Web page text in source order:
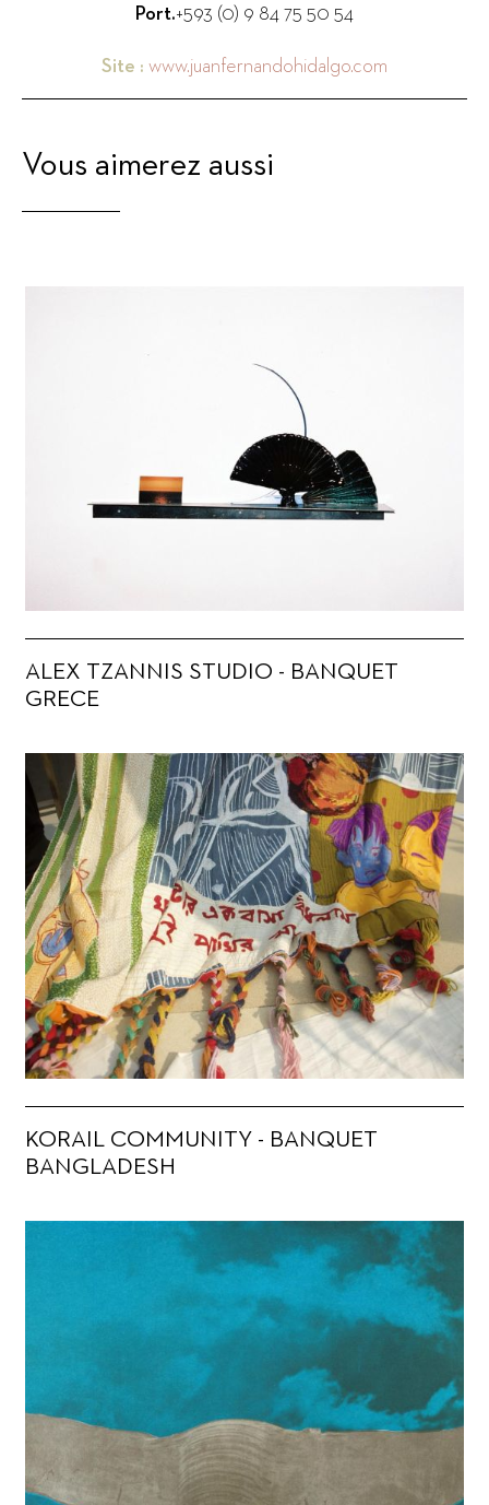
Port.+593 (0) 9 84 75 50 54
Site : www.juanfernandohidalgo.com
Vous aimerez aussi
ALEX TZANNIS STUDIO - BANQUET
GRECE
KORAIL COMMUNITY - BANQUET
BANGLADESH